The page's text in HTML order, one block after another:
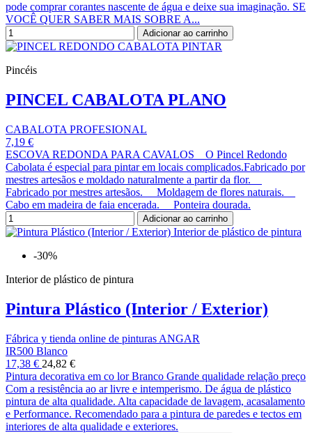
pode comprar corantes nascente de água e deixe sua imaginação. SE
VOCÊ QUER SABER MAIS SOBRE A...
Adicionar ao carrinho
Pincéis
PINCEL CABALOTA PLANO
CABALOTA PROFESIONAL
7,19 €
ESCOVA REDONDA PARA CAVALOS O Pincel Redondo
Cabolata é especial para pintar em locais complicados.Fabricado por
mestres artesãos e moldado naturalmente a partir da flor.
Fabricado por mestres artesãos. Moldagem de flores naturais.
Cabo em madeira de faia encerada. Ponteira dourada.
Adicionar ao carrinho
-30%
Interior de plástico de pintura
Pintura Plástico (Interior / Exterior)
Fábrica y tienda online de pinturas ANGAR
IR500 Blanco
17,38 € 24,82 €
Pintura decorativa em co lor Branco Grande qualidade relação preço
Com a resistência ao ar livre e intemperismo. De água de plástico
pintura de alta qualidade. Alta capacidade de lavagem, acasalamento
e Performance. Recomendado para a pintura de paredes e tectos em
interiores de alta qualidade e exteriores.